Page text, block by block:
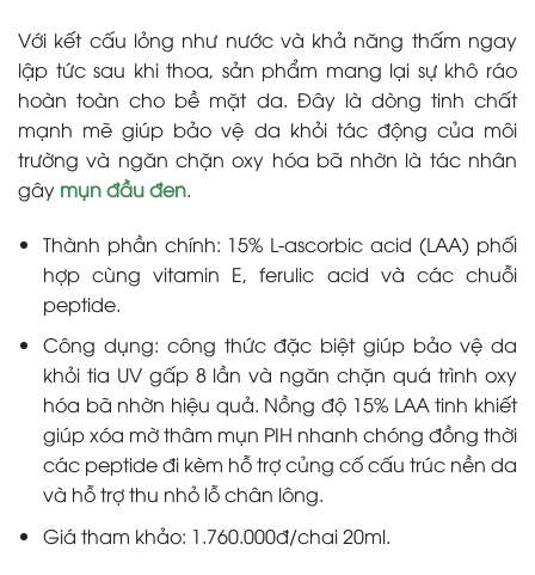
Với kết cấu lỏng như nước và khả năng thấm ngay
lập tức sau khi thoa, sản phẩm mang lại sự khô ráo
hoàn toàn cho bề mặt da. Đây là dòng tinh chất
mạnh mẽ giúp bảo vệ da khỏi tác động của môi
trường và ngăn chặn oxy hóa bã nhờn là tác nhân
gây mụn đầu đen.
Thành phần chính: 15% L-ascorbic acid (LAA) phối
hợp cùng vitamin E, ferulic acid và các chuỗi
peptide.
Công dụng: công thức đặc biệt giúp bảo vệ da
khỏi tia UV gấp 8 lần và ngăn chặn quá trình oxy
hóa bã nhờn hiệu quả. Nồng độ 15% LAA tinh khiết
giúp xóa mờ thâm mụn PIH nhanh chóng đồng thời
các peptide đi kèm hỗ trợ củng cố cấu trúc nền da
và hỗ trợ thu nhỏ lỗ chân lông.
Giá tham khảo: 1.760.000đ/chai 20ml.